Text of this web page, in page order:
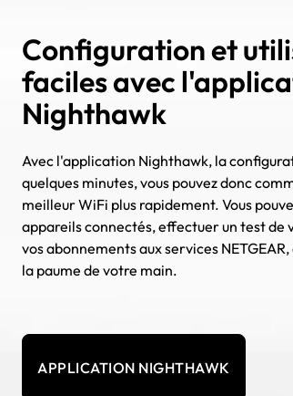
Configuration et
faciles avec
Nighthawk
Avec l'application Nighthawk, la
quelques minutes, vous pouvez donc
meilleur WiFi plus rapidement. Vous
appareils connectés, effectuer un test de
vos abonnements aux services
la paume de votre main.
APPLICATION NIGHTHAWK